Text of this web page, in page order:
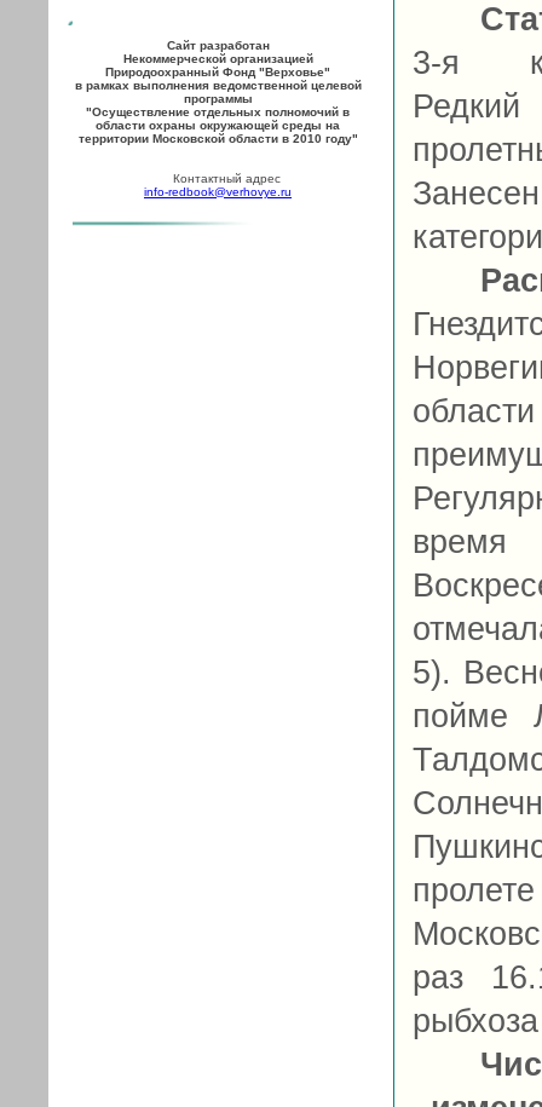
Сайт разработан
Некоммерческой организацией
Природоохранный Фонд "Верховье"
в рамках выполнения ведомственной целевой
программы
"Осуществление отдельных полномочий в
области охраны окружающей среды на
территории Московской области в 2010 году"
Контактный адрес
info-redbook@verhovye.ru
3-я
Редкий
5).
пойме
раз